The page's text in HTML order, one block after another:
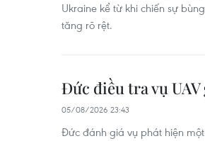
Ukraine kể từ khi chiến sự
tăng rõ rệt.
Đức điều tra vụ
05/08/2026 23:43
Đức đánh giá vụ phát hiện